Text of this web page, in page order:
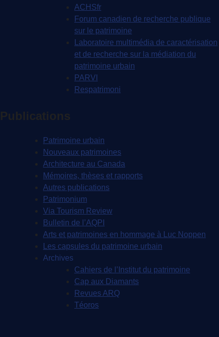
ACHSfr
Forum canadien de recherche publique
sur le patrimoine
Laboratoire multimédia de caractérisation
et de recherche sur la médiation du
patrimoine urbain
PARVI
Respatrimoni
Publications
Patrimoine urbain
Nouveaux patrimoines
Architecture au Canada
Mémoires, thèses et rapports
Autres publications
Patrimonium
Via Tourism Review
Bulletin de l’AQPI
Arts et patrimoines en hommage à Luc Noppen
Les capsules du patrimoine urbain
Archives
Cahiers de l’Institut du patrimoine
Cap aux Diamants
Revues ARQ
Téoros